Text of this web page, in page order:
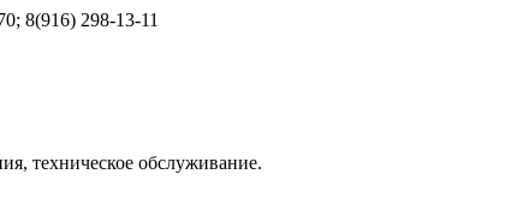
8(916) 298-13-11
техническое обслуживание.